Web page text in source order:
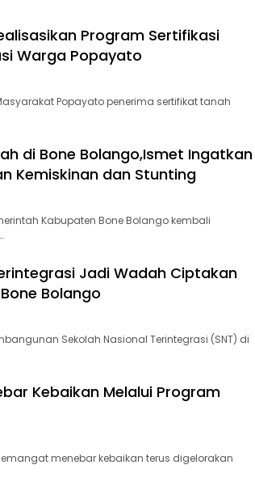
Program Sertifikasi
Warga Popayato
Masyarakat Popayato penerima sertifikat tanah
di Bone Bolango,Ismet Ingatkan
Kemiskinan dan Stunting
Kabupaten Bone Bolango kembali
Jadi Wadah Ciptakan
Bolango
Sekolah Nasional Terintegrasi (SNT) di
Kebaikan Melalui Program
Semangat menebar kebaikan terus digelorakan